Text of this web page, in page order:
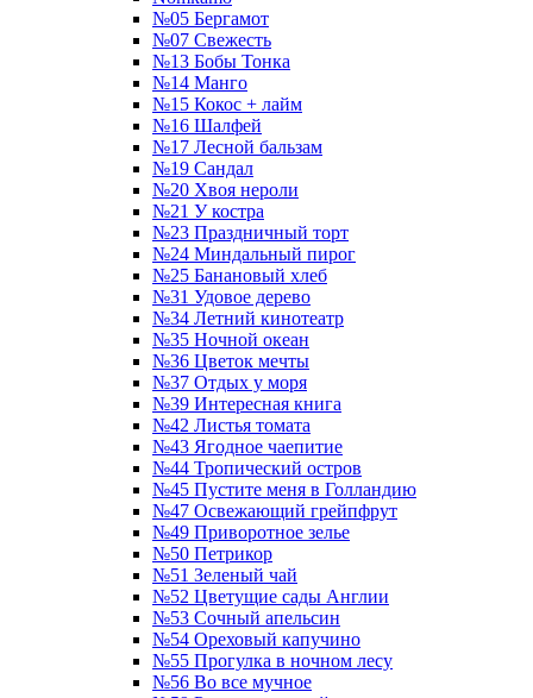
№05 Бергамот
№07 Свежесть
№13 Бобы Тонка
№14 Манго
№15 Кокос + лайм
№16 Шалфей
№17 Лесной бальзам
№19 Сандал
№20 Хвоя нероли
№21 У костра
№23 Праздничный торт
№24 Миндальный пирог
№25 Банановый хлеб
№31 Удовое дерево
№34 Летний кинотеатр
№35 Ночной океан
№36 Цветок мечты
№37 Отдых у моря
№39 Интересная книга
№42 Листья томата
№43 Ягодное чаепитие
№44 Тропический остров
№45 Пустите меня в Голландию
№47 Освежающий грейпфрут
№49 Приворотное зелье
№50 Петрикор
№51 Зеленый чай
№52 Цветущие сады Англии
№53 Сочный апельсин
№54 Ореховый капучино
№55 Прогулка в ночном лесу
№56 Во все мучное